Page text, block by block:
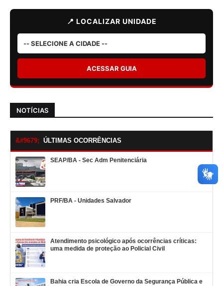
📍 LOCALIZAR UNIDADE
ACESSAR GUIA
NOTÍCIAS
ÚLTIMAS OCORRÊNCIAS
SEAP/BA - Sec Adm Penitenciária
PRF/BA - Unidades Salvador
Atendimento psicológico após ocorrências críticas:
uma medida de proteção ao Policial Civil
Bahia cria Escola de Governo da Segurança Pública e